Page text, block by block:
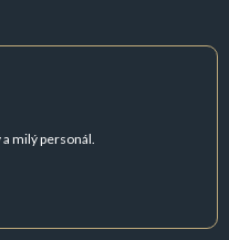
milý personál.